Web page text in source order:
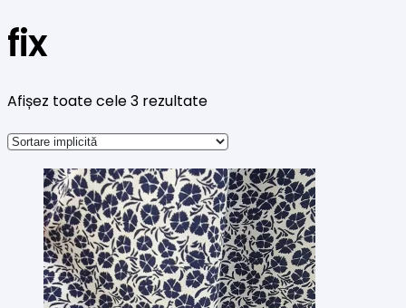
fix
Afișez toate cele 3 rezultate